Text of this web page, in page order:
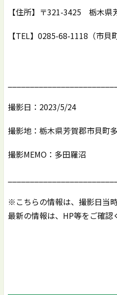
【住所】〒321-3425 栃木県
【TEL】0285-68-1118（市貝
撮影日：2023/5/24
撮影地：栃木県芳賀郡市貝町
撮影MEMO：多田羅沼
※こちらの情報は、撮影日当
最新の情報は、HP等をご確認